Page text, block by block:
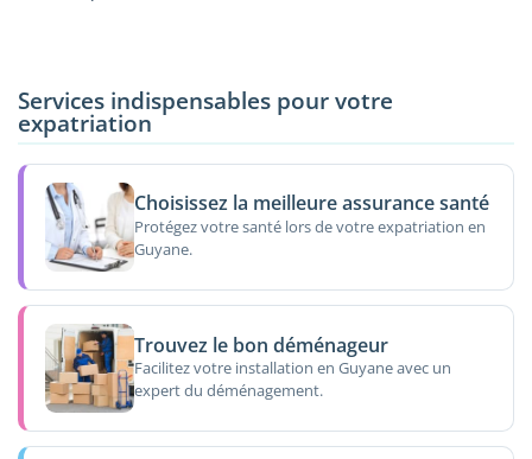
Services indispensables pour votre
expatriation
Choisissez la meilleure assurance santé
Protégez votre santé lors de votre expatriation en
Guyane.
Trouvez le bon déménageur
Facilitez votre installation en Guyane avec un
expert du déménagement.